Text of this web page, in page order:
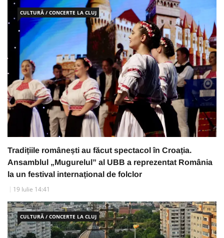
CULTURĂ / CONCERTE LA CLUJ
Tradițiile românești au făcut spectacol în Croația.
Ansamblul „Mugurelul” al UBB a reprezentat România
la un festival internațional de folclor
19 Iulie 14:41
CULTURĂ / CONCERTE LA CLUJ